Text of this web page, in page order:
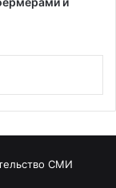
СМИ